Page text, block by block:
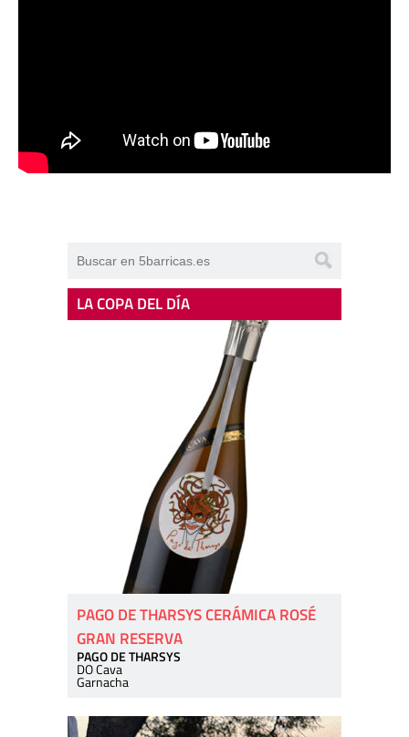
LA COPA DEL DÍA
PAGO DE THARSYS CERÁMICA ROSÉ
GRAN RESERVA
PAGO DE THARSYS
DO Cava
Garnacha